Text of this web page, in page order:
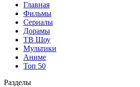
Главная
Фильмы
Сериалы
Дорамы
ТВ Шоу
Мультики
Аниме
Топ 50
Разделы